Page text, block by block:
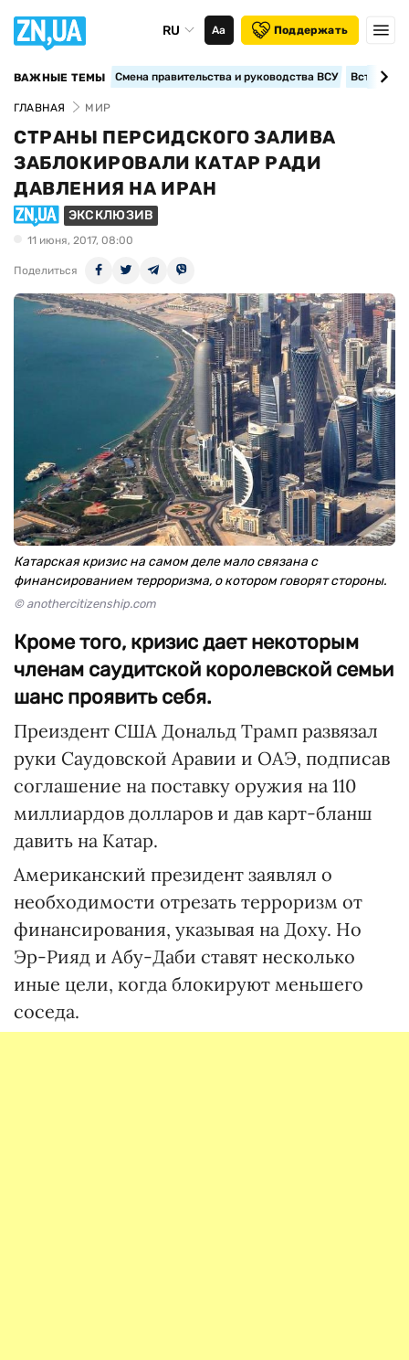
RU Аа Поддержать
ВАЖНЫЕ ТЕМЫ Смена правительства и руководства ВСУ
ГЛАВНАЯ МИР
СТРАНЫ ПЕРСИДСКОГО ЗАЛИВА
ЗАБЛОКИРОВАЛИ КАТАР РАДИ
ДАВЛЕНИЯ НА ИРАН
ЭКСКЛЮЗИВ
11 июня, 2017, 08:00
Поделиться
Катарская кризис на самом деле мало связана с
финансированием терроризма, о котором говорят стороны.
© anothercitizenship.com
Кроме того, кризис дает некоторым
членам саудитской королевской семьи
шанс проявить себя.
Преиздент США Дональд Трамп развязал
руки Саудовской Аравии и ОАЭ, подписав
соглашение на поставку оружия на 110
миллиардов долларов и дав карт-бланш
давить на Катар.
Американский президент заявлял о
необходимости отрезать терроризм от
финансирования, указывая на Доху. Но
Эр-Рияд и Абу-Даби ставят несколько
иные цели, когда блокируют меньшего
соседа.